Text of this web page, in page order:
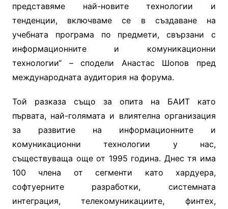
представяме най-новите технологии и
тенденции, включваме се в създаване на
учебната програма по предмети, свързани с
информационните и комуникационни
технологии“ – сподели Анастас Шопов пред
международната аудитория на форума.
Той разказа също за опита на БАИТ като
първата, най-голямата и влиятелна организация
за развитие на информационните и
комуникационни технологии у нас,
съществуваща още от 1995 година. Днес тя има
100 члена от сегменти като хардуера,
софтуерните разработки, системната
интеграция, телекомуникациите, финтех,